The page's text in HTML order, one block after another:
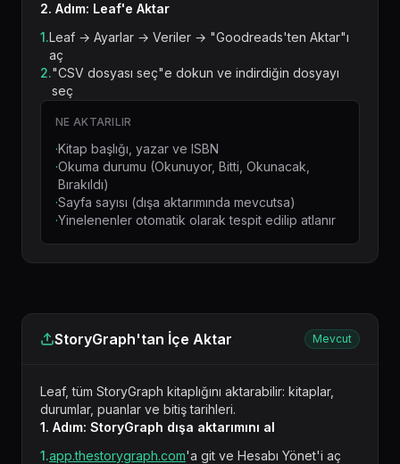
2. Adım: Leaf'e Aktar
1.Leaf → Ayarlar → Veriler → "Goodreads'ten Aktar"ı
aç
2."CSV dosyası seç"e dokun ve indirdiğin dosyayı
seç
NE AKTARILIR
·Kitap başlığı, yazar ve ISBN
·Okuma durumu (Okunuyor, Bitti, Okunacak,
Bırakıldı)
·Sayfa sayısı (dışa aktarımında mevcutsa)
·Yinelenenler otomatik olarak tespit edilip atlanır
StoryGraph'tan İçe Aktar Mevcut
Leaf, tüm StoryGraph kitaplığını aktarabilir: kitaplar,
durumlar, puanlar ve bitiş tarihleri.
1. Adım: StoryGraph dışa aktarımını al
1.app.thestorygraph.com'a git ve Hesabı Yönet'i aç